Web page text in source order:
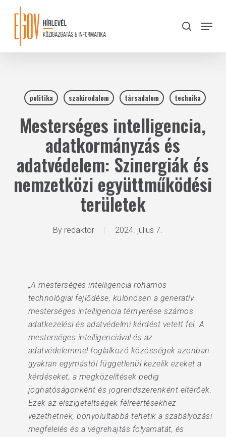
content
search
Menu
politika szakirodalom társadalom technika
Mesterséges intelligencia,
adatkormányzás és
adatvédelem: Szinergiák és
nemzetközi együttműködési
területek
By redaktor 2024. július 7.
„A mesterséges intelligencia rohamos
technológiai fejlődése, különösen a generatív
mesterséges intelligencia térnyerése számos
adatkezelési és adatvédelmi kérdést vetett fel. A
mesterséges intelligenciával és az
adatvédelemmel foglalkozó közösségek azonban
gyakran egymástól függetlenül kezelik ezeket a
kérdéseket, a megközelítések pedig
joghatóságonként és jogrendszerenként eltérőek.
Ezek az elszigeteltségek félreértésekhez
vezethetnek, bonyolultabbá tehetik a szabályozási
megfelelés és a végrehajtás folyamatát, és
Close